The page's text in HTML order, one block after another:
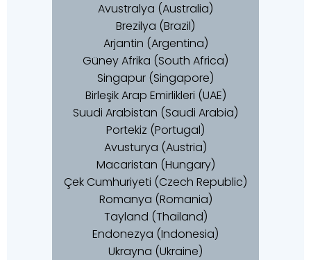
Avustralya (Australia)
Brezilya (Brazil)
Arjantin (Argentina)
Güney Afrika (South Africa)
Singapur (Singapore)
Birleşik Arap Emirlikleri (UAE)
Suudi Arabistan (Saudi Arabia)
Portekiz (Portugal)
Avusturya (Austria)
Macaristan (Hungary)
Çek Cumhuriyeti (Czech Republic)
Romanya (Romania)
Tayland (Thailand)
Endonezya (Indonesia)
Ukrayna (Ukraine)